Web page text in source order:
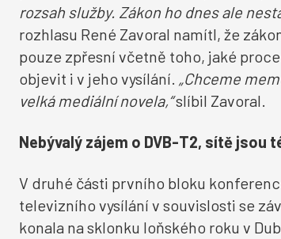
rozsah služby. Zákon ho dnes ale
rozhlasu René Zavoral namítl, že
pouze zpřesní včetně toho, jaké
objevit i v jeho vysílání. „Chceme
velká mediální novela,“slíbil Zavoral.
Nebývalý zájem o DVB-T2, sítě jsou
V druhé části prvního bloku
televizního vysílání v souvislosti se
konala na sklonku loňského roku v